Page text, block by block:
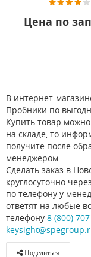
Цена по
В интернет-
Пробники по
Купить товар
на складе, то
получите после
менеджером.
Сделать заказ в
круглосуточно
по телефону у
ответят на любые
телефону 8 (800)
Поделиться